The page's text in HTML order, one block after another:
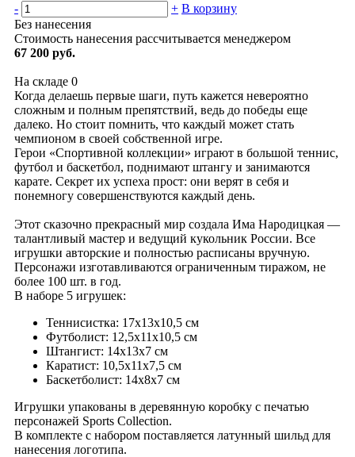
- + В корзину
Без нанесения
Стоимость нанесения рассчитывается менеджером
67 200 руб.
На складе 0
Когда делаешь первые шаги, путь кажется невероятно
сложным и полным препятствий, ведь до победы еще
далеко. Но стоит помнить, что каждый может стать
чемпионом в своей собственной игре.
Герои «Спортивной коллекции» играют в большой теннис,
футбол и баскетбол, поднимают штангу и занимаются
карате. Секрет их успеха прост: они верят в себя и
понемногу совершенствуются каждый день.
Этот сказочно прекрасный мир создала Има Народицкая —
талантливый мастер и ведущий кукольник России. Все
игрушки авторские и полностью расписаны вручную.
Персонажи изготавливаются ограниченным тиражом, не
более 100 шт. в год.
В наборе 5 игрушек:
Теннисистка: 17x13x10,5 см
Футболист: 12,5x11x10,5 см
Штангист: 14x13x7 см
Каратист: 10,5x11x7,5 см
Баскетболист: 14x8x7 см
Игрушки упакованы в деревянную коробку с печатью
персонажей Sports Collection.
В комплекте с набором поставляется латунный шильд для
нанесения логотипа.